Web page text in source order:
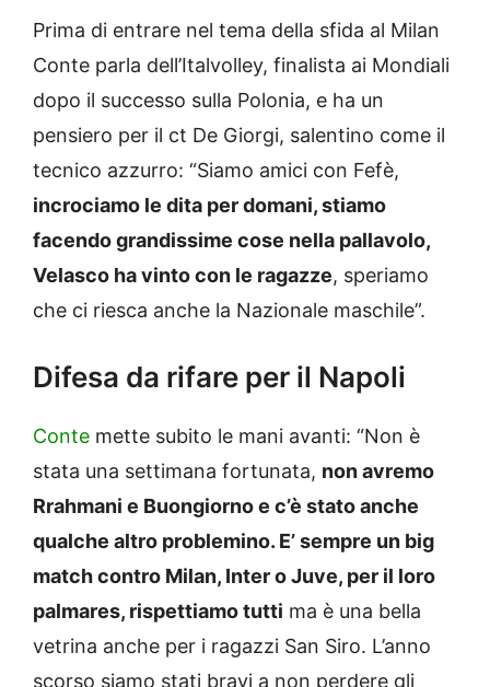
Prima di entrare nel tema della sfida al Milan
Conte parla dell’Italvolley, finalista ai Mondiali
dopo il successo sulla Polonia, e ha un
pensiero per il ct De Giorgi, salentino come il
tecnico azzurro: “Siamo amici con Fefè,
incrociamo le dita per domani, stiamo
facendo grandissime cose nella pallavolo,
Velasco ha vinto con le ragazze, speriamo
che ci riesca anche la Nazionale maschile”.
Difesa da rifare per il Napoli
Conte mette subito le mani avanti: “Non è
stata una settimana fortunata, non avremo
Rrahmani e Buongiorno e c’è stato anche
qualche altro problemino. E’ sempre un big
match contro Milan, Inter o Juve, per il loro
palmares, rispettiamo tutti ma è una bella
vetrina anche per i ragazzi San Siro. L’anno
scorso siamo stati bravi a non perdere gli